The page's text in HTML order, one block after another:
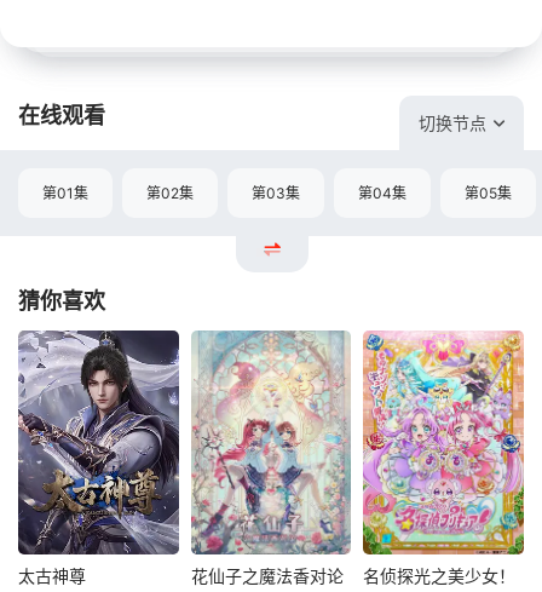
在线观看 切换节点
第01集 第02集 第03集 第04集 第05集
猜你喜欢
太古神尊 花仙子之魔法香对论 名侦探光之美少女！